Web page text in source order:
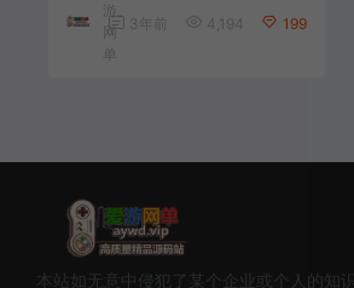
游
网
单
3年前 4,194 199
本站如无意中侵犯了某个企业或个人的知